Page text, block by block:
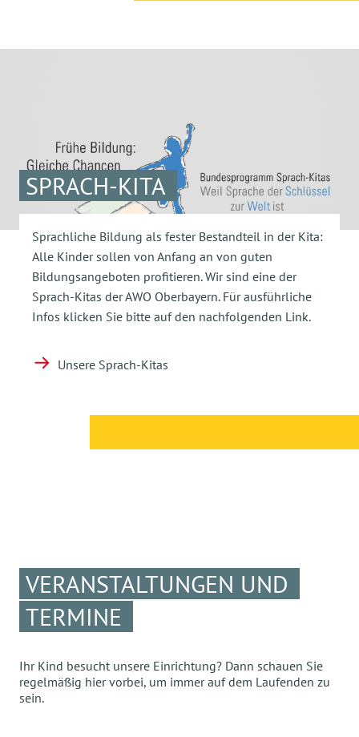
SPRACH-KITA
Sprachliche Bildung als fester Bestandteil in der Kita:
Alle Kinder sollen von Anfang an von guten
Bildungsangeboten profitieren. Wir sind eine der
Sprach-Kitas der AWO Oberbayern. Für ausführliche
Infos klicken Sie bitte auf den nachfolgenden Link.
Unsere Sprach-Kitas
VERANSTALTUNGEN UND
TERMINE
Ihr Kind besucht unsere Einrichtung? Dann schauen Sie
regelmäßig hier vorbei, um immer auf dem Laufenden zu
sein.